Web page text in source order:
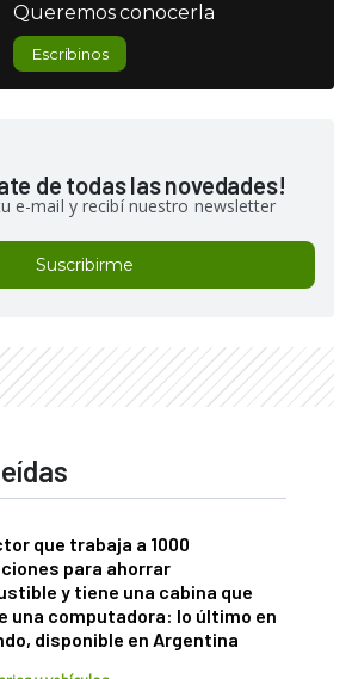
Queremos conocerla
Escribinos
de todas las novedades!
e-mail y recibí nuestro newsletter
Suscribirme
que trabaja a 1000
para ahorrar
y tiene una cabina que
una computadora: lo último en
disponible en Argentina